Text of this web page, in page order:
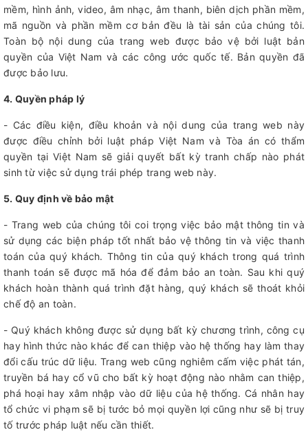
mềm, hình ảnh, video, âm nhạc, âm thanh, biên dịch phần mềm,
mã nguồn và phần mềm cơ bản đều là tài sản của chúng tôi.
Toàn bộ nội dung của trang web được bảo vệ bởi luật bản
quyền của Việt Nam và các công ước quốc tế. Bản quyền đã
được bảo lưu.
4. Quyền pháp lý
- Các điều kiện, điều khoản và nội dung của trang web này
được điều chỉnh bởi luật pháp Việt Nam và Tòa án có thẩm
quyền tại Việt Nam sẽ giải quyết bất kỳ tranh chấp nào phát
sinh từ việc sử dụng trái phép trang web này.
5. Quy định về bảo mật
- Trang web của chúng tôi coi trọng việc bảo mật thông tin và
sử dụng các biện pháp tốt nhất bảo vệ thông tin và việc thanh
toán của quý khách. Thông tin của quý khách trong quá trình
thanh toán sẽ được mã hóa để đảm bảo an toàn. Sau khi quý
khách hoàn thành quá trình đặt hàng, quý khách sẽ thoát khỏi
chế độ an toàn.
- Quý khách không được sử dụng bất kỳ chương trình, công cụ
hay hình thức nào khác để can thiệp vào hệ thống hay làm thay
đổi cấu trúc dữ liệu. Trang web cũng nghiêm cấm việc phát tán,
truyền bá hay cổ vũ cho bất kỳ hoạt động nào nhằm can thiệp,
phá hoại hay xâm nhập vào dữ liệu của hệ thống. Cá nhân hay
tổ chức vi phạm sẽ bị tước bỏ mọi quyền lợi cũng như sẽ bị truy
tố trước pháp luật nếu cần thiết.